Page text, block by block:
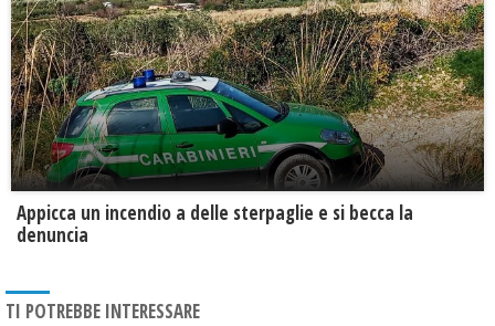
Appicca un incendio a delle sterpaglie e si becca la
denuncia
TI POTREBBE INTERESSARE